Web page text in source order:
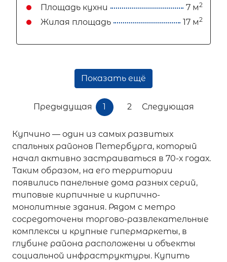
Площадь кухни 7 м2
Жилая площадь 17 м2
Показать ещё
Предыдущая 1 2 Следующая
Купчино — один из самых развитых
спальных районов Петербурга, который
начал активно застраиваться в 70-х годах.
Таким образом, на его территории
появились панельные дома разных серий,
типовые кирпичные и кирпично-
монолитные здания. Рядом с метро
сосредоточены торгово-развлекательные
комплексы и крупные гипермаркеты, в
глубине района расположены и объекты
социальной инфраструктуры. Купить